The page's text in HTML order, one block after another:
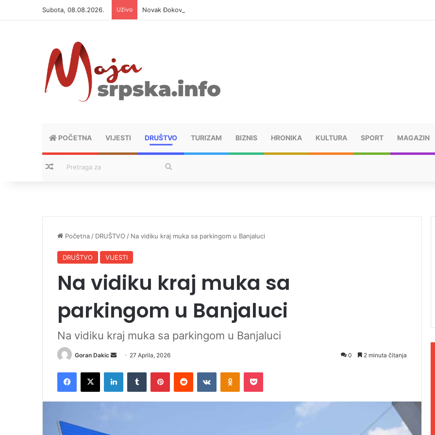
Subota, 08.08.2026. Uživo Novak Đoković otvorio dušu: “Taj poraz me uništio”
POČETNA VIJESTI DRUŠTVO TURIZAM BIZNIS HRONIKA KULTURA SPORT MAGAZIN
Nasumični tekstovi
Početna / DRUŠTVO / Na vidiku kraj muka sa parkingom u Banjaluci
DRUŠTVO VIJESTI
Na vidiku kraj muka sa
parkingom u Banjaluci
Na vidiku kraj muka sa parkingom u Banjaluci
Goran Dakic
d
a
27 Aprila, 2026 0 2 minuta čitanja